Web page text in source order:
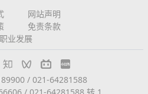
网站声明
免责条款
职业发展
/ 021-64281588